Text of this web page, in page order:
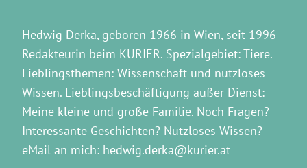
Hedwig Derka, geboren 1966 in Wien, seit 1996
Redakteurin beim KURIER. Spezialgebiet: Tiere.
Lieblingsthemen: Wissenschaft und nutzloses
Wissen. Lieblingsbeschäftigung außer Dienst:
Meine kleine und große Familie. Noch Fragen?
Interessante Geschichten? Nutzloses Wissen?
eMail an mich: hedwig.derka@kurier.at